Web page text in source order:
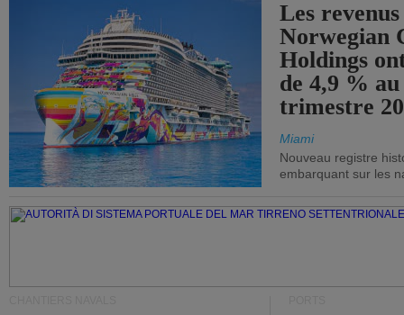
Les
Norwegian
Holdings
de 4,9 %
trimestre
Miami
Nouveau registre
embarquant sur les